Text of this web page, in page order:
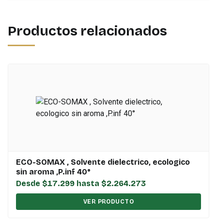
Productos relacionados
ECO-SOMAX , Solvente dielectrico, ecologico
sin aroma ,P.inf 40°
Desde $17.299 hasta $2.264.273
VER PRODUCTO